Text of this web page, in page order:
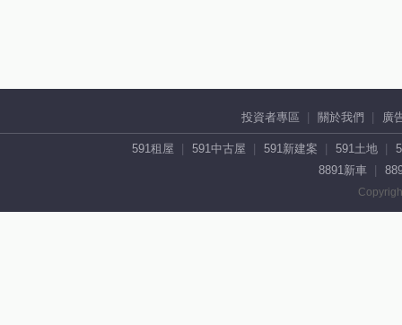
投資者專區 關於我們 廣
591租屋 591中古屋 591新建案 591土地
8891新車